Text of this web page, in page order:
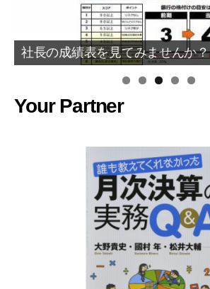
社長の成績表を見てみませんか？
Your Partner